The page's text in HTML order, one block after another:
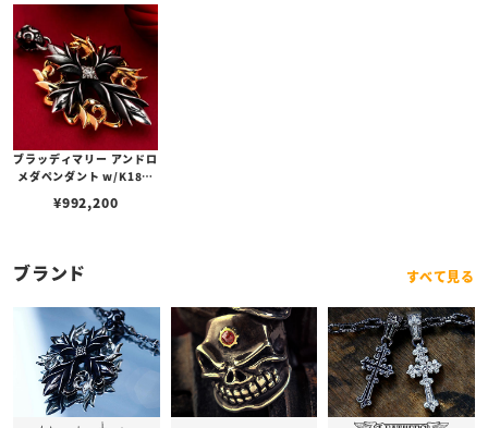
ブラッディマリー アンドロ
メダペンダント w/K18フ
¥992,200
ブランド すべて見る